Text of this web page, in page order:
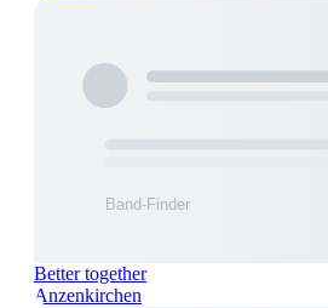
Better together
Anzenkirchen